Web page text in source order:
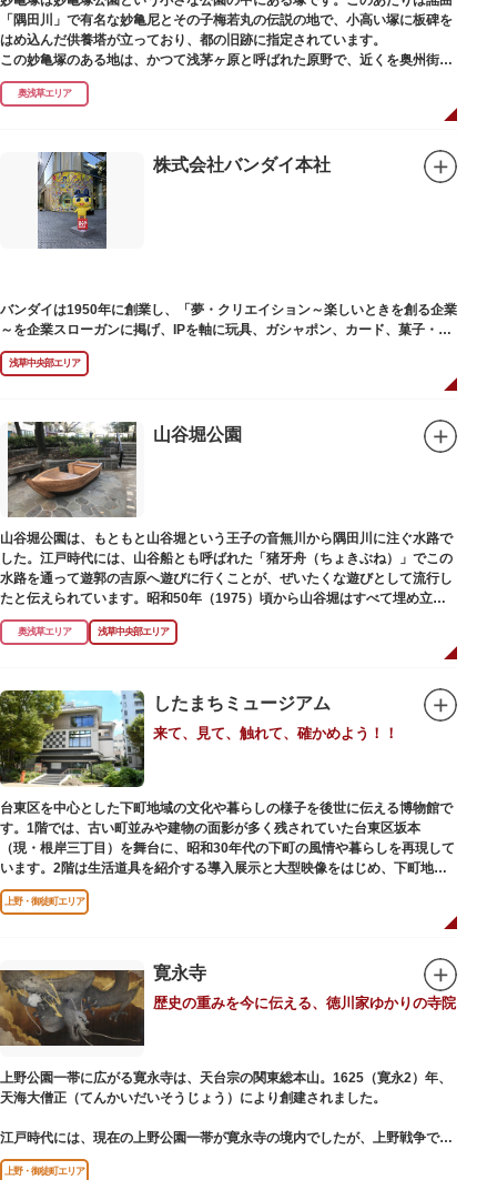
「隅田川」で有名な妙亀尼とその子梅若丸の伝説の地で、小高い塚に板碑を
はめ込んだ供養塔が立っており、都の旧跡に指定されています。
この妙亀塚のある地は、かつて浅茅ヶ原と呼ばれた原野で、近くを奥州街道
が通じていました。妙亀塚は「梅若伝説」にちなんだ名称です。「梅若伝
説」とは平安時代、吉田少将惟房の子・梅若が、信夫藤太という人買いにさ
らわれ、都から奥州へつれて行かれる途中、重い病にかかりこの地に捨てら
田川岸で里人から梅若の死を知らされ、髪をおろして妙亀尼と称し庵を結ん
だ、という説話です。謡曲『隅田川』はこの伝説をもとにしています。
塚の上には板碑が祀られています。この板碑には「弘安十一年戊子五月二十
二日孝子敬白」と刻まれており、区内でも古いものです。しかし妙亀塚と板
碑との関係は、明らかではありません。
奥浅草エリア
株式会社バンダイ本社
バンダイは1950年に創業し、「夢・クリエイション～楽しいときを創る企業
～を企業スローガンに掲げ、IPを軸に玩具、ガシャポン、カード、菓子・食
品・食玩、アパレル、日用雑貨など、お客さまの身近で楽しんでいただける
エンターテインメントをお届けしています。
浅草中央部エリア
山谷堀公園
山谷堀公園は、もともと山谷堀という王子の音無川から隅田川に注ぐ水路で
した。江戸時代には、山谷船とも呼ばれた「猪牙舟（ちょきぶね）」でこの
水路を通って遊郭の吉原へ遊びに行くことが、ぜいたくな遊びとして流行し
たと伝えられています。昭和50年（1975）頃から山谷堀はすべて埋め立て
られて暗渠となり、細長い公園として生まれ変わりました。山谷堀公園に
は、猪牙舟についての説明板も設置されています。
奥浅草エリア 浅草中央部エリア
したまちミュージアム
来て、見て、触れて、確かめよう！！
台東区を中心とした下町地域の文化や暮らしの様子を後世に伝える博物館で
す。1階では、古い町並みや建物の面影が多く残されていた台東区坂本
（現・根岸三丁目）を舞台に、昭和30年代の下町の風情や暮らしを再現して
います。2階は生活道具を紹介する導入展示と大型映像をはじめ、下町地域
の歴史や出来事をたどることのできる資料を展示しています。また3階には
企画展示室と、道具や玩具を体験し、調べることができるしたまち情報コー
上野・御徒町エリア
寛永寺
歴史の重みを今に伝える、徳川家ゆかりの寺院
上野公園一帯に広がる寛永寺は、天台宗の関東総本山。1625（寛永2）年、
天海大僧正（てんかいだいそうじょう）により創建されました。
江戸時代には、現在の上野公園一帯が寛永寺の境内でしたが、上野戦争でそ
の多くを焼失。現在は根本中堂をはじめ開山堂（両大師）、不忍池辯天堂、
上野・御徒町エリア